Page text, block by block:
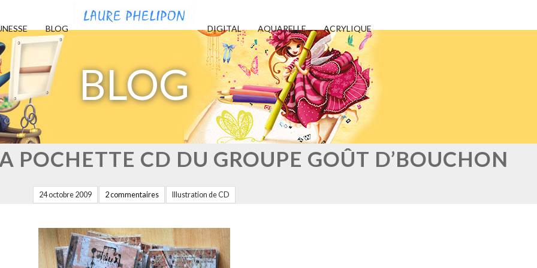
BLOG
POCHETTE CD DU GROUPE GOÛT D’BOUCHON
24 octobre 2009 2 commentaires Illustration de CD
BLOG DIGITAL AQUARELLE ACRYLIQUE